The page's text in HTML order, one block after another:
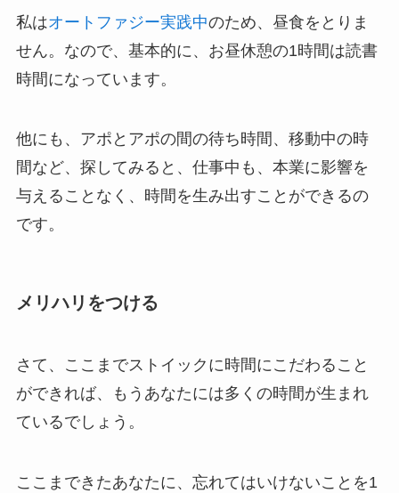
私はオートファジー実践中のため、昼食をとりま
せん。なので、基本的に、お昼休憩の1時間は読書
時間になっています。
他にも、アポとアポの間の待ち時間、移動中の時
間など、探してみると、仕事中も、本業に影響を
与えることなく、時間を生み出すことができるの
です。
メリハリをつける
さて、ここまでストイックに時間にこだわること
ができれば、もうあなたには多くの時間が生まれ
ているでしょう。
ここまできたあなたに、忘れてはいけないことを1